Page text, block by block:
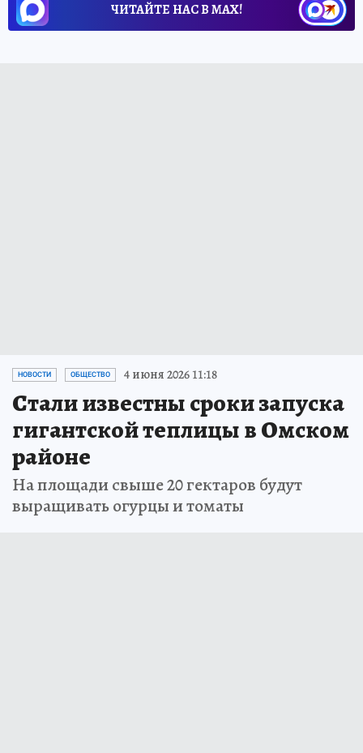
ЧИТАЙТЕ НАС В МАХ!
НОВОСТИ ОБЩЕСТВО 4 июня 2026 11:18
Стали известны сроки запуска
гигантской теплицы в Омском
районе
На площади свыше 20 гектаров будут
выращивать огурцы и томаты